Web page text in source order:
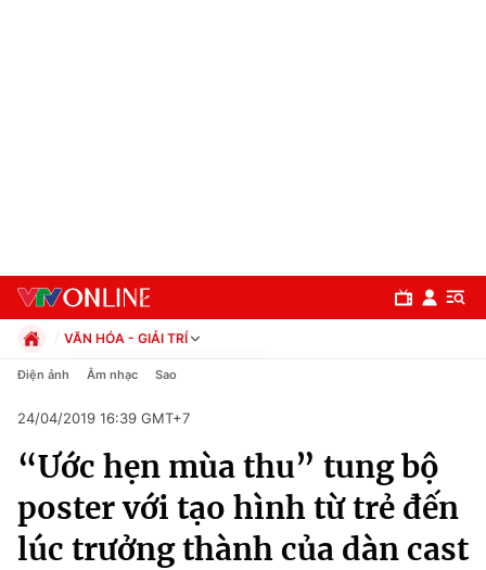
Chuyên mục
Chính trị
Xã hội
VĂN HÓA - GIẢI TRÍ
Chính trị
Pháp luật
Kinh tế
Thể thao
Truyền hình
Văn hóa - Giải trí
Điện ảnh Âm nhạc Sao
24/04/2019 16:39 GMT+7
“Ước hẹn mùa thu” tung bộ
poster với tạo hình từ trẻ đến
lúc trưởng thành của dàn cast